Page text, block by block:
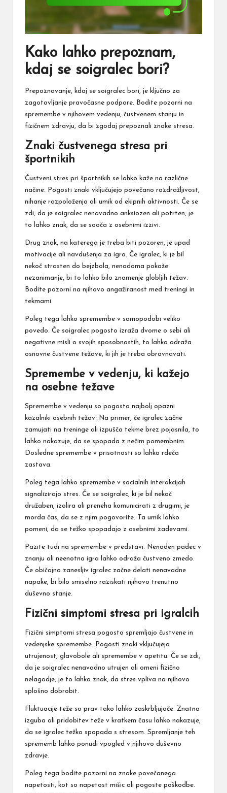
Kako lahko prepoznam,
kdaj se soigralec bori?
Prepoznavanje, kdaj se soigralec bori, je ključno za
zagotavljanje pravočasne podpore. Bodite pozorni na
spremembe v njihovem vedenju, čustvenem stanju in
fizičnem zdravju, da bi zgodaj prepoznali znake stresa.
Znaki čustvenega stresa pri
športnikih
Čustveni stres pri športnikih se lahko kaže na različne
načine. Pogosti znaki vključujejo povečano razdražljivost,
nihanje razpoloženja ali umik od ekipnih aktivnosti. Če se
zdi, da je soigralec nenavadno anksiozen ali potrten, je
to lahko znak, da se sooča z osebnimi izzivi.
Drug znak, na katerega je treba biti pozoren, je upad
motivacije ali navdušenja za igro. Če igralec, ki je bil
nekoč strasten do bejzbola, nenadoma pokaže
nezanimanje, bi to lahko bilo znamenje globljih težav.
Bodite pozorni na njihovo angažiranost med treningi in
tekmami.
Poleg tega lahko spremembe v samopodobi veliko
povedo. Če soigralec pogosto izraža dvome o sebi ali
negativne misli o svojih sposobnostih, to lahko odraža
osnovne čustvene težave, ki jih je treba obravnavati.
Spremembe v vedenju, ki kažejo
na osebne težave
Spremembe v vedenju so pogosto najbolj opazni
kazalniki osebnih težav. Na primer, če igralec začne
zamujati na treninge ali izpušča tekme brez pojasnila, to
lahko nakazuje, da se spopada z nečim pomembnim.
Dosledne spremembe v prisotnosti so lahko rdeča
zastava.
Poleg tega lahko spremembe v socialnih interakcijah
signalizirajo stres. Če se soigralec, ki je bil nekoč
družaben, izolira ali preneha komunicirati z drugimi, je
morda čas, da se z njim pogovorite. Ta umik lahko
pomeni, da se težko spopadajo z osebnimi zadevami.
Pazite tudi na spremembe v predstavi. Nenaden padec v
znanju ali neenotna igra lahko odraža čustveno zmedo.
Če običajno zanesljiv igralec začne delati nenavadne
napake, bi bilo smiselno raziskati njihovo trenutno
duševno stanje.
Fizični simptomi stresa pri igralcih
Fizični simptomi stresa pogosto spremljajo čustvene in
vedenjske spremembe. Pogosti znaki vključujejo
utrujenost, glavobole ali spremembe v apetitu. Če se zdi,
da je soigralec nenavadno utrujen ali omeni fizično
nelagodje, je to lahko znak, da stres vpliva na njihovo
splošno dobrobit.
Fluktuacije teže so prav tako lahko zaskrbljujoče. Znatna
izguba ali pridobitev teže v kratkem času lahko nakazuje,
da se igralec težko spopada s stresom. Spremljanje teh
sprememb lahko ponudi vpogled v njihovo duševno
zdravje.
Poleg tega bodite pozorni na znake povečanega
napetosti, kot so napetost mišic ali pogoste poškodbe.